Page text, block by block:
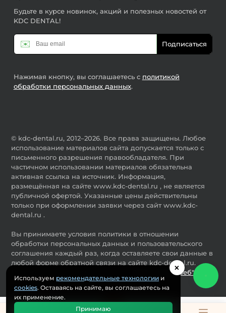
Будьте в курсе новинок, акций и полезных новостей от
KDC DENTAL!
✉️ Подписаться
Нажимая кнопку, вы соглашаетесь с политикой
обработки персональных данных.
© kdc-dental.ru, 2012–2026. Все права защищены. Любое
использование материалов сайта допускается только с
письменного разрешения правообладателя. При
частичном использовании материалов обязательна
активная ссылка на источник. Информация,
размещённая на сайте www.kdc-dental.ru , не является
публичной офертой. Указанные цены действительны
только при оформлении заявки через сайт www.kdc-
dental.ru .
Вы принимаете условия политики в отношении
обработки персональных данных и пользовательского
соглашения каждый раз, когда оставляете свои данные в
любой форме обратной связи на сайте kdc-dental.ru.
ООО "Мастервеб"
×
Используем рекомендательные технологии и
cookies. Оставаясь на сайте, вы соглашаетесь на
их применение.
Принимаю